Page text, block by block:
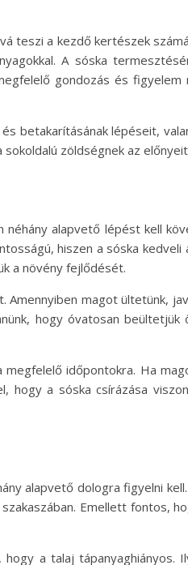
teszi a kezdő kertészek
A sóska
gondozás és
betakarításának lépéseit,
zöldségnek az
alapvető lépést kell
hiszen a sóska
a növény fejlődését.
Amennyiben magot ültetünk,
hogy óvatosan
időpontokra. Ha
hogy a sóska csírázása
alapvető dologra figyelni
Emellett fontos,
a talaj